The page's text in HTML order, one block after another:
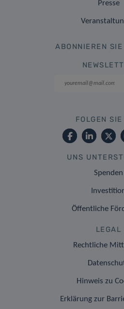
Presse
ABONNIEREN
FOLGEN
UNS
Spenden
Öffentliche
LEGAL
Rechtliche
Hinweis zu
Erklärung zur